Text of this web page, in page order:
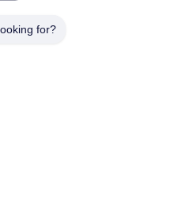
Controle De Qualidade
for?